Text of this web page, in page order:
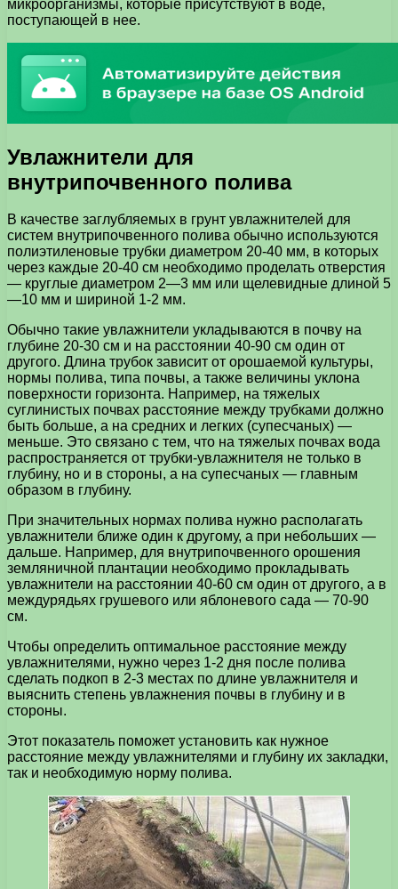
микроорганизмы, которые присутствуют в воде,
поступающей в нее.
Увлажнители для
внутрипочвенного полива
В качестве заглубляемых в грунт увлажнителей для
систем внутрипочвенного полива обычно используются
полиэтиленовые трубки диаметром 20-40 мм, в которых
через каждые 20-40 см необходимо проделать отверстия
— круглые диаметром 2—3 мм или щелевидные длиной 5
—10 мм и шириной 1-2 мм.
Обычно такие увлажнители укладываются в почву на
глубине 20-30 см и на расстоянии 40-90 см один от
другого. Длина трубок зависит от орошаемой культуры,
нормы полива, типа почвы, а также величины уклона
поверхности горизонта. Например, на тяжелых
суглинистых почвах расстояние между трубками должно
быть больше, а на средних и легких (супесчаных) —
меньше. Это связано с тем, что на тяжелых почвах вода
распространяется от трубки-увлажнителя не только в
глубину, но и в стороны, а на супесчаных — главным
образом в глубину.
При значительных нормах полива нужно располагать
увлажнители ближе один к другому, а при небольших —
дальше. Например, для внутрипочвенного орошения
земляничной плантации необходимо прокладывать
увлажнители на расстоянии 40-60 см один от другого, а в
междурядьях грушевого или яблоневого сада — 70-90
см.
Чтобы определить оптимальное расстояние между
увлажнителями, нужно через 1-2 дня после полива
сделать подкоп в 2-3 местах по длине увлажнителя и
выяснить степень увлажнения почвы в глубину и в
стороны.
Этот показатель поможет установить как нужное
расстояние между увлажнителями и глубину их закладки,
так и необходимую норму полива.